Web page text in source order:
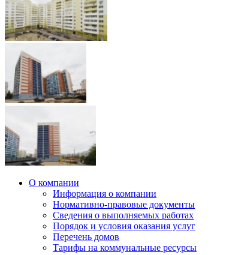
О компании
Информация о компании
Нормативно-правовые документы
Сведения о выполняемых работах
Порядок и условия оказания услуг
Перечень домов
Тарифы на коммунальные ресурсы